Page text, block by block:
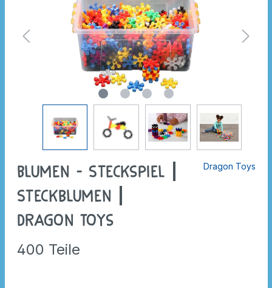
Blumen - Steckspiel |
Steckblumen |
Dragon Toys
400 Teile
Dragon Toys